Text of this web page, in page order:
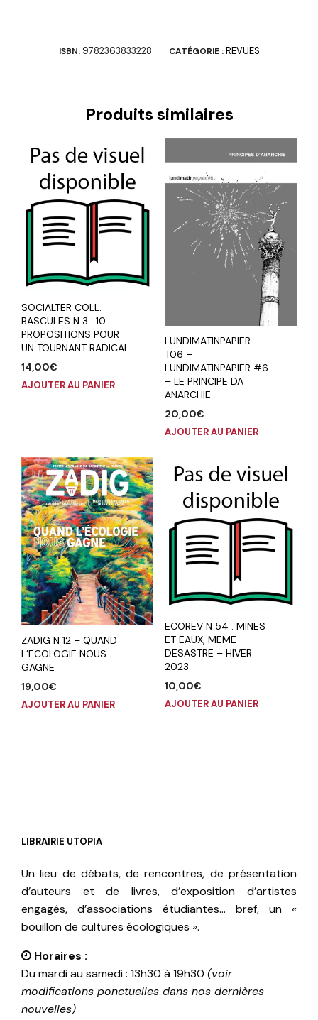
ISBN: 9782363833228 CATÉGORIE :REVUES
Produits similaires
SOCIALTER COLL.
BASCULES N 3 : 10
PROPOSITIONS POUR
UN TOURNANT RADICAL
14,00€
AJOUTER AU PANIER
LUNDIMATINPAPIER –
T06 –
LUNDIMATINPAPIER #6
– LE PRINCIPE DA
ANARCHIE
20,00€
AJOUTER AU PANIER
ZADIG N 12 – QUAND
L’ECOLOGIE NOUS
GAGNE
19,00€
AJOUTER AU PANIER
ECOREV N 54 : MINES
ET EAUX, MEME
DESASTRE – HIVER
2023
10,00€
AJOUTER AU PANIER
LIBRAIRIE UTOPIA
Un lieu de débats, de rencontres, de présentation
d’auteurs et de livres, d’exposition d’artistes
engagés, d’associations étudiantes… bref, un «
bouillon de cultures écologiques ».
Horaires :
Du mardi au samedi : 13h30 à 19h30 (voir
modifications ponctuelles dans nos dernières
nouvelles)